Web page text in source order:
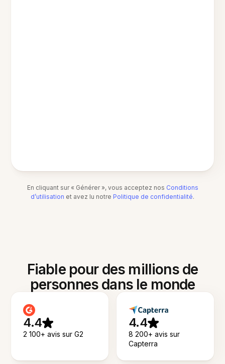
En cliquant sur « Générer », vous acceptez nos Conditions
d’utilisation et avez lu notre Politique de confidentialité.
Fiable pour des millions de
personnes dans le monde
4.4
2 100+ avis sur G2
4.4
8 200+ avis sur
Capterra